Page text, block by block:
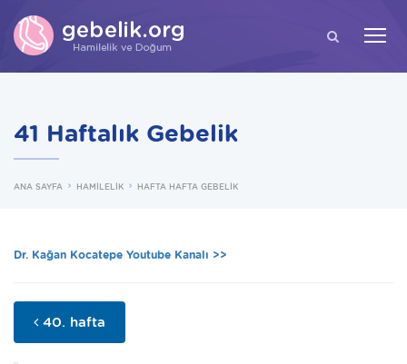
ARA
41 Haftalık Gebelik
ANA SAYFA HAMİLELİK HAFTA HAFTA GEBELİK
Dr. Kağan Kocatepe Youtube Kanalı >>
40. hafta